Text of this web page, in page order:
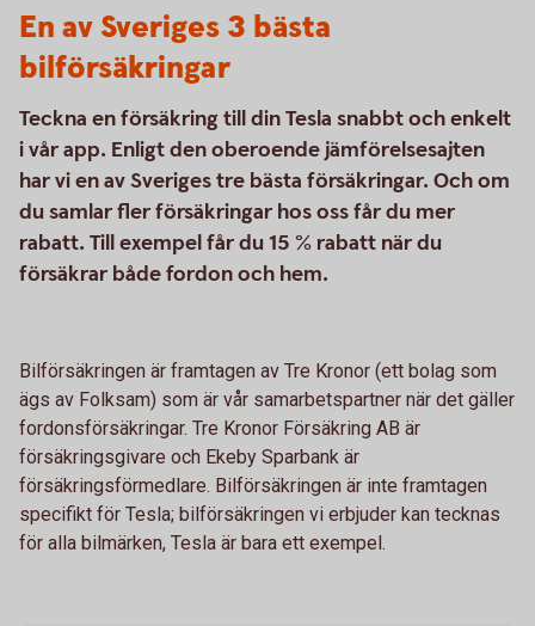
En av Sveriges 3 bästa
bilförsäkringar
Teckna en försäkring till din Tesla snabbt och enkelt
i vår app. Enligt den oberoende jämförelsesajten
har vi en av Sveriges tre bästa försäkringar. Och om
du samlar fler försäkringar hos oss får du mer
rabatt. Till exempel får du 15 % rabatt när du
försäkrar både fordon och hem.
Bilförsäkringen är framtagen av Tre Kronor (ett bolag som
ägs av Folksam) som är vår samarbetspartner när det gäller
fordonsförsäkringar. Tre Kronor Försäkring AB är
försäkringsgivare och Ekeby Sparbank är
försäkringsförmedlare. Bilförsäkringen är inte framtagen
specifikt för Tesla; bilförsäkringen vi erbjuder kan tecknas
för alla bilmärken, Tesla är bara ett exempel.